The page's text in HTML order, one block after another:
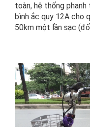
toàn, hệ thống
bình ắc quy 12A cho
50km một lần sạc